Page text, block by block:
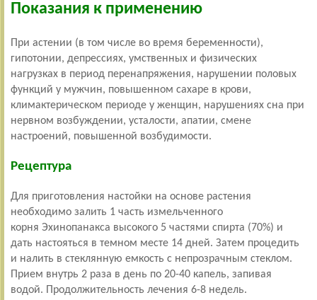
Показания к применению
При астении (в том числе во время беременности),
гипотонии, депрессиях, умственных и физических
нагрузках в период перенапряжения, нарушении половых
функций у мужчин, повышенном сахаре в крови,
климактерическом периоде у женщин, нарушениях сна при
нервном возбуждении, усталости, апатии, смене
настроений, повышенной возбудимости.
Рецептура
Для приготовления настойки на основе растения
необходимо залить 1 часть измельченного
корня Эхинопанакса высокого 5 частями спирта (70%) и
дать настояться в темном месте 14 дней. Затем процедить
и налить в стеклянную емкость с непрозрачным стеклом.
Прием внутрь 2 раза в день по 20-40 капель, запивая
водой. Продолжительность лечения 6-8 недель.